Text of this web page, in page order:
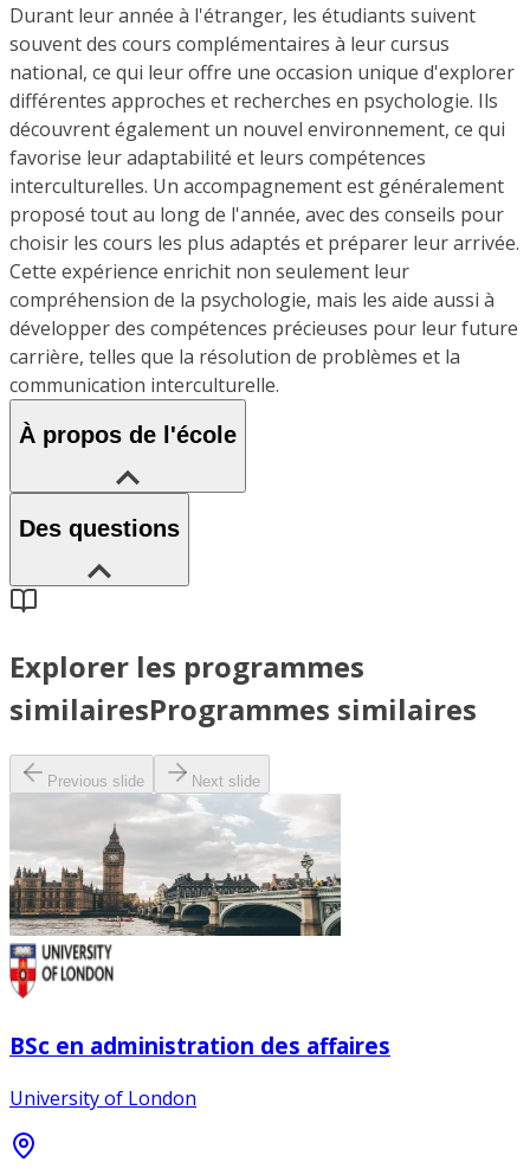
Durant leur année à l'étranger, les étudiants suivent
souvent des cours complémentaires à leur cursus
national, ce qui leur offre une occasion unique d'explorer
différentes approches et recherches en psychologie. Ils
découvrent également un nouvel environnement, ce qui
favorise leur adaptabilité et leurs compétences
interculturelles. Un accompagnement est généralement
proposé tout au long de l'année, avec des conseils pour
choisir les cours les plus adaptés et préparer leur arrivée.
Cette expérience enrichit non seulement leur
compréhension de la psychologie, mais les aide aussi à
développer des compétences précieuses pour leur future
carrière, telles que la résolution de problèmes et la
communication interculturelle.
À propos de l'école
Des questions
Explorer les programmes
similairesProgrammes similaires
Previous slide Next slide
BSc en administration des affaires
University of London